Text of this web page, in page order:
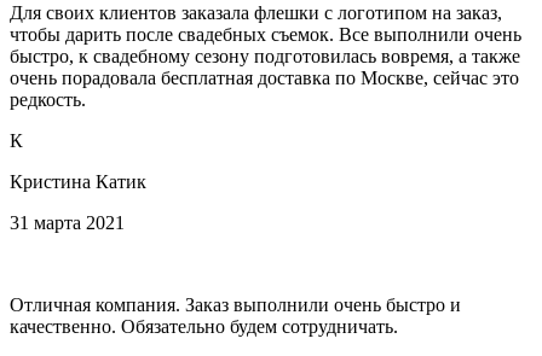
Для своих клиентов заказала флешки с логотипом на заказ,
чтобы дарить после свадебных съемок. Все выполнили очень
быстро, к свадебному сезону подготовилась вовремя, а также
очень порадовала бесплатная доставка по Москве, сейчас это
редкость.
К
Кристина Катик
31 марта 2021
Отличная компания. Заказ выполнили очень быстро и
качественно. Обязательно будем сотрудничать.